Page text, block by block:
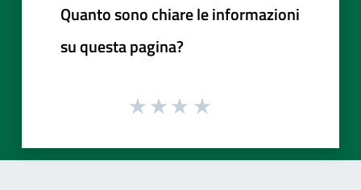
Quanto sono chiare le informazioni
su questa pagina?